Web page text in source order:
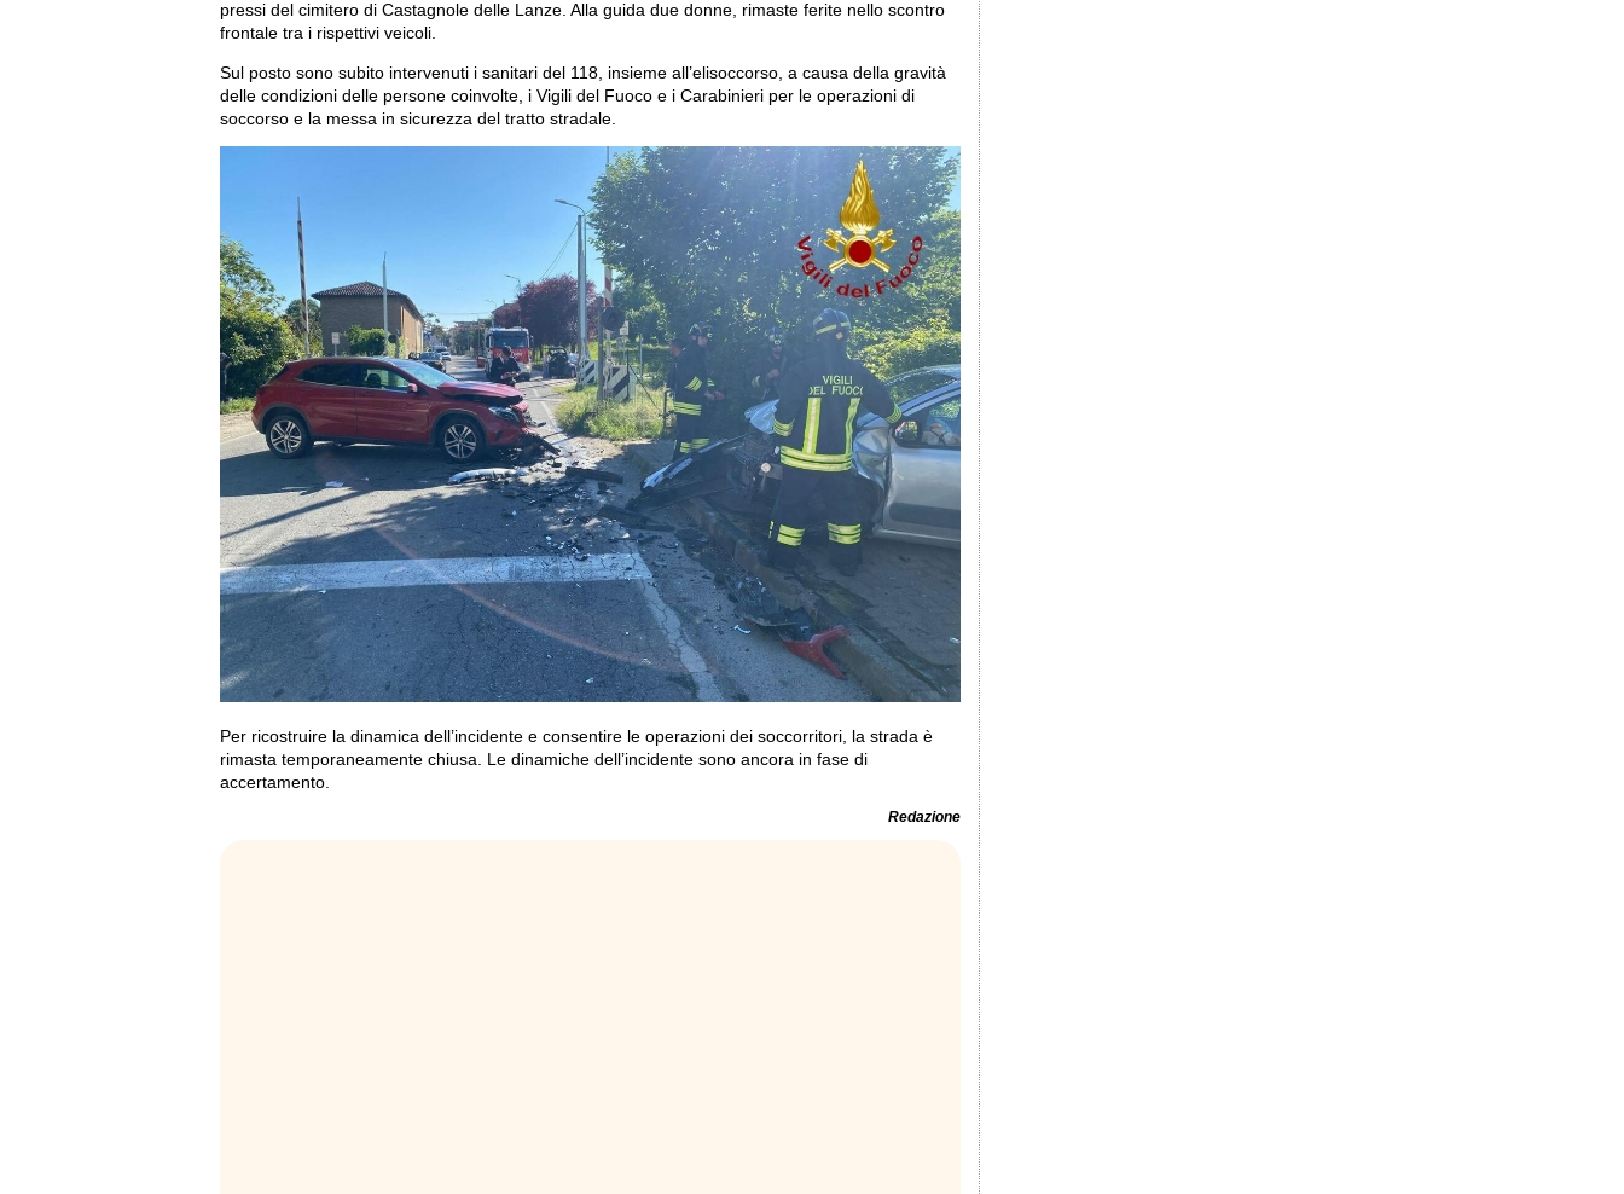
pressi del cimitero di Castagnole delle Lanze. Alla guida due donne, rimaste ferite nello scontro
frontale tra i rispettivi veicoli.
Sul posto sono subito intervenuti i sanitari del 118, insieme all’elisoccorso, a causa della gravità
delle condizioni delle persone coinvolte, i Vigili del Fuoco e i Carabinieri per le operazioni di
soccorso e la messa in sicurezza del tratto stradale.
Per ricostruire la dinamica dell’incidente e consentire le operazioni dei soccorritori, la strada è
rimasta temporaneamente chiusa. Le dinamiche dell’incidente sono ancora in fase di
accertamento.
Redazione